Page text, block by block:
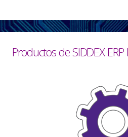
Productos de SIDDEX